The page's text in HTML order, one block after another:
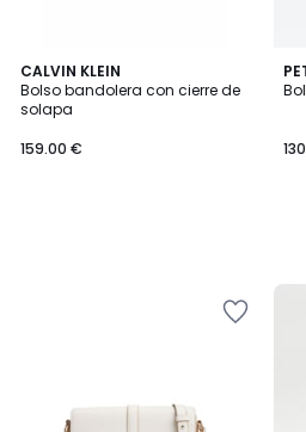
CALVIN KLEIN
Bolso bandolera con cierre de
solapa
159.00 €